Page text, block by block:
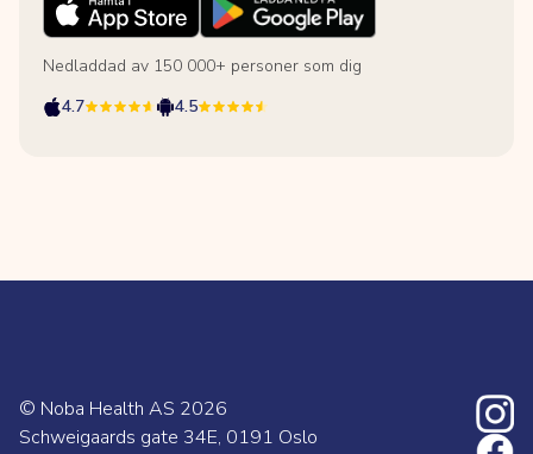
Nedladdad av 150 000+ personer som dig
4.7
4.5
© Noba Health AS 2026
Schweigaards gate 34E, 0191 Oslo